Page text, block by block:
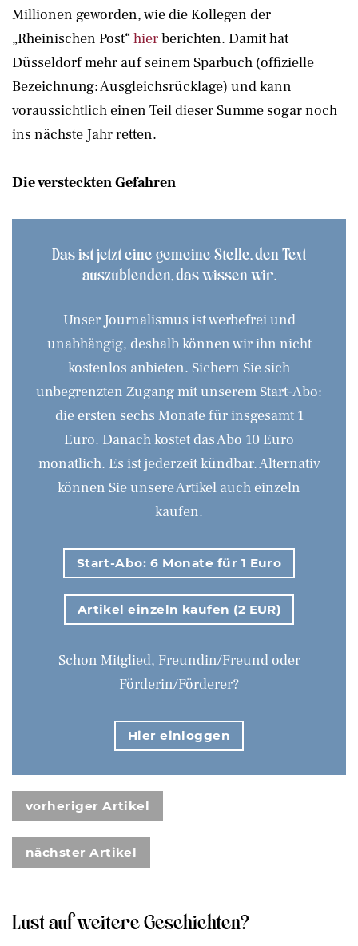
Millionen geworden, wie die Kollegen der
„Rheinischen Post“ hierberichten. Damit hat
Düsseldorf mehr auf seinem Sparbuch (offizielle
Bezeichnung: Ausgleichsrücklage) und kann
voraussichtlich einen Teil dieser Summe sogar noch
ins nächste Jahr retten.
Die versteckten Gefahren
Das ist jetzt eine gemeine Stelle, den Text
auszublenden, das wissen wir.
Unser Journalismus ist werbefrei und
unabhängig, deshalb können wir ihn nicht
kostenlos anbieten. Sichern Sie sich
unbegrenzten Zugang mit unserem Start-Abo:
die ersten sechs Monate für insgesamt 1
Euro. Danach kostet das Abo 10 Euro
monatlich. Es ist jederzeit kündbar. Alternativ
können Sie unsere Artikel auch einzeln
kaufen.
Start-Abo: 6 Monate für 1 Euro
Artikel einzeln kaufen (2 EUR)
Schon Mitglied, Freundin/Freund oder
Förderin/Förderer?
Hier einloggen
vorheriger Artikel
nächster Artikel
Lust auf weitere Geschichten?